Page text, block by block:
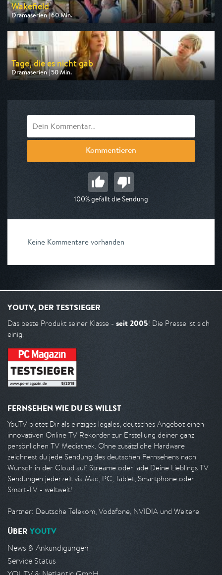
Wakefield
Dramaserien | 60 Min.
Ausgestrahlt von arte
am 10.08.2026, 22:40
Tage, die es nicht gab
Dramaserien | 50 Min.
Ausgestrahlt von HR
Kommentieren
100% gefällt die Sendung
Keine Kommentare vorhanden
YOUTV, DER TESTSIEGER
Das beste Produkt seiner Klasse - seit 2005! Die Presse ist sich
einig.
FERNSEHEN WIE DU ES WILLST
YouTV bietet Dir als einziges legales, deutsches Angebot einen
innovativen Online TV Rekorder zur Erstellung deiner ganz
persönlichen TV Mediathek. Ohne zusätzliche Hardware
zeichnest du jede Sendung des deutschen Fernsehens nach
Wunsch in der Cloud auf. Streame oder lade Deine Lieblings TV
Sendungen jederzeit via Mac, PC, Tablet, Smartphone oder
Smart-TV - weltweit!
Partner: Deutsche Telekom, Vodafone, NVIDIA und Weitere.
ÜBER YOUTV
News & Ankündigungen
Service Status